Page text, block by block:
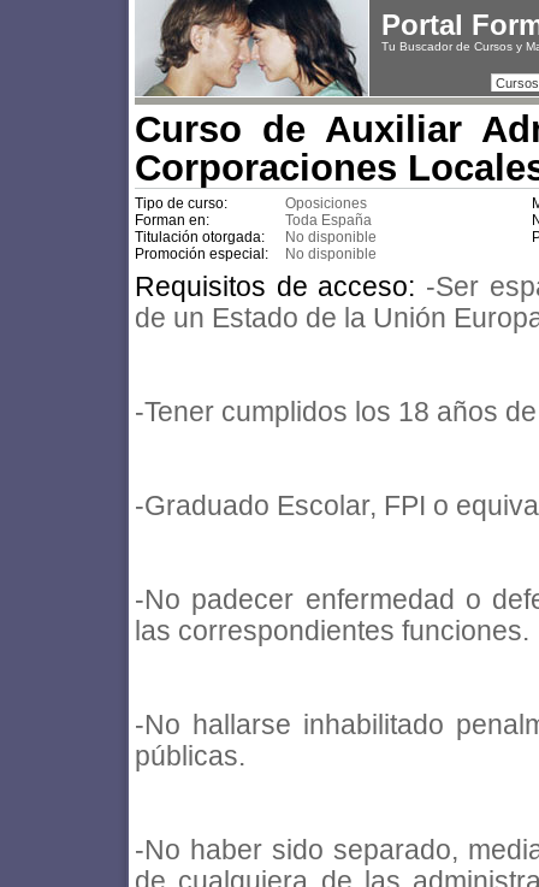
Portal
Tu Buscador de Cursos y
Curso de Auxiliar
Corporaciones
Tipo de curso: Oposiciones
Forman en:
Toda España
Titulación otorgada:
No disponible
Promoción especial:
No disponible
Requisitos de acceso: -Ser
de un Estado de la Unión
-Tener cumplidos los 18 años
-Graduado Escolar, FPI o
-No padecer enfermedad o
las correspondientes funciones.
-No hallarse inhabilitado
públicas.
-No haber sido separado,